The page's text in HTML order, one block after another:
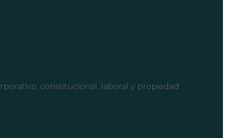
constitucional, laboral y propiedad